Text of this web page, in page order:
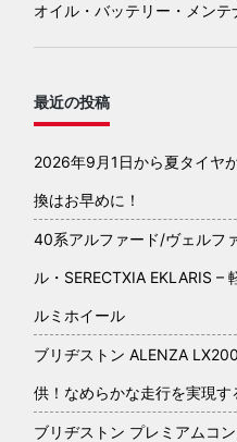
オイル・バッテリー・メンテ
最近の投稿
2026年9月1日から夏タイヤ
換はお早めに！
40系アルファード/ヴェルフ
ル・SERECTXIA EKLARIS –
ルミホイール
ブリヂストン ALENZA
供！なめらかな走行を実現
ブリヂストン プレミアムコ